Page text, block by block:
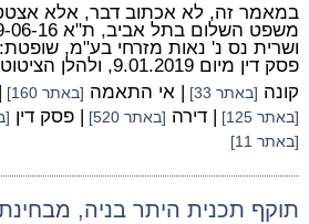
במאמר זה, לא אכתוב דבר, אלא
ושרית נס נ' נאות מזרחי בע"מ,
פסק דין מיום 9.01.2019, ולהלן הציטוט:
קונה [באתר 33] | אי התאמה [באתר 160]
[באתר 125] | דירה [באתר 520] | פסק דין
[באתר 11]
תוקף תכנית היתר בניה,